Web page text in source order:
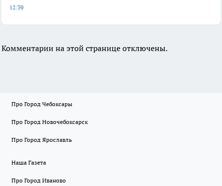
12:39
Комментарии на этой странице отключены.
Про Город Чебоксары
Про Город Новочебоксарск
Про Город Ярославль
Наша Газета
Про Город Иваново